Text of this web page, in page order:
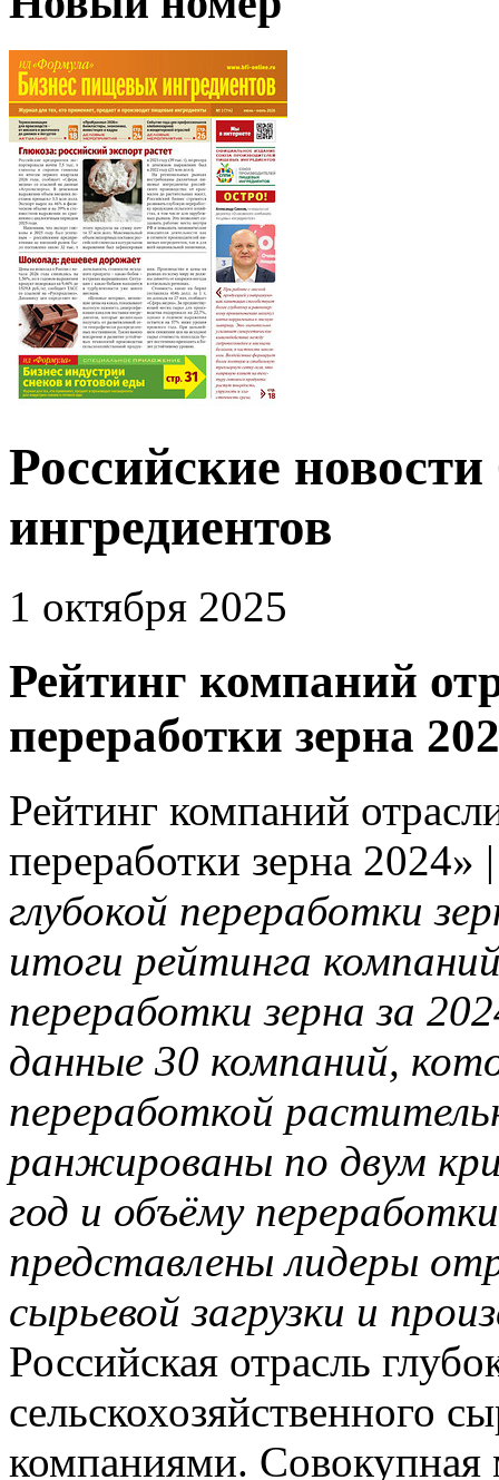
Российские
ингредиентов
1 октября 2025
Рейтинг компаний
переработки зерна
Рейтинг компаний
переработки зерна 2024»
глубокой переработки
итоги рейтинга
переработки зерна за
данные 30 компаний,
переработкой
ранжированы по двум
год и объёму
представлены лидеры
сырьевой загрузки и
Российская отрасль
сельскохозяйственного
компаниями. Совокупная